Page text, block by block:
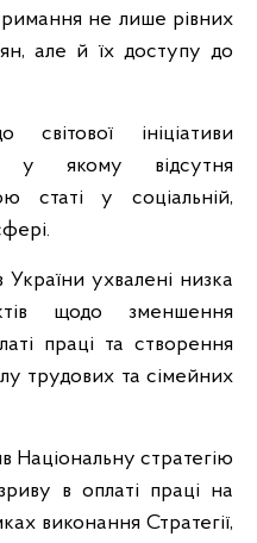
не лише рівних
але й їх доступу до
ініціативи
у якому відсутня
статі у соціальній,
України ухвалені низка
щодо зменшення
праці та створення
трудових та сімейних
Національну стратегію
в оплаті праці на
виконання Стратегії,